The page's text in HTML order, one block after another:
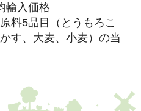
輸入価格
料5品目（とうもろこ
す、大麦、小麦）の当